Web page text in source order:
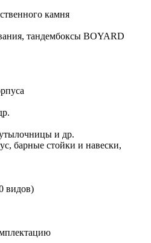
камня
тандембоксы BOYARD
и др.
барные стойки и навески,
видов)